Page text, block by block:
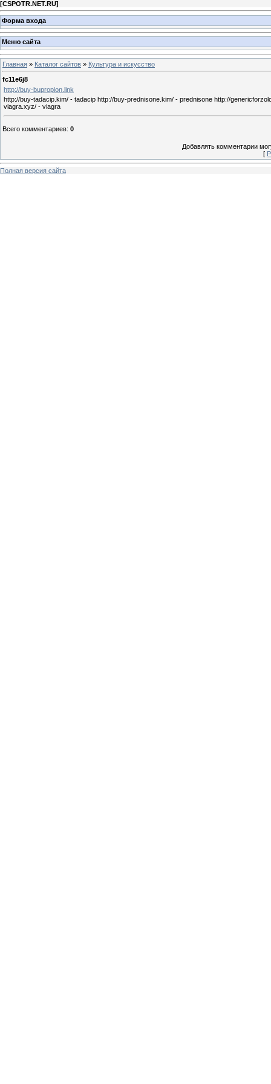
[CSPOTR.NET.RU]
Форма входа
Меню сайта
Главная » Каталог сайтов » Культура и искусство
fc11e6j8
http://buy-bupropion.link
http://buy-tadacip.kim/ - tadacip http://buy-prednisone.kim/ - prednisone http://
viagra.xyz/ - viagra
Всего комментариев: 0
Добавлять комментарии
[
Полная версия сайта